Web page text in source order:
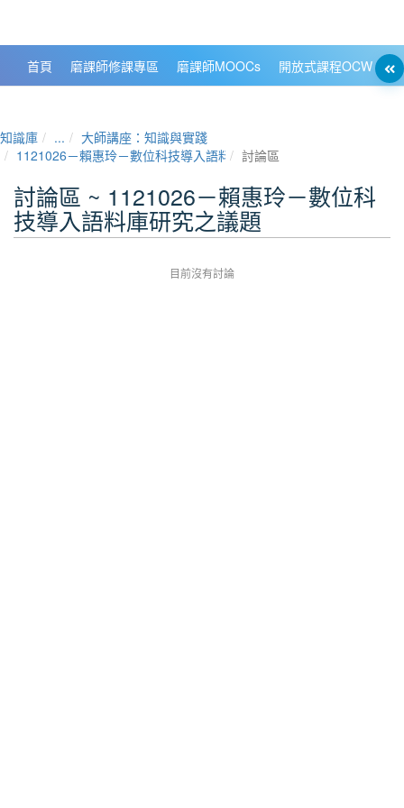
首頁 磨課師修課專區 磨課師MOOCs 開放式課程OCW
知識庫 ...
大師講座：知識與實踐
1121026－賴惠玲－數位科技導入語料庫研究之議題
討論區
討論區 ~ 1121026－賴惠玲－數位科
技導入語料庫研究之議題
目前沒有討論